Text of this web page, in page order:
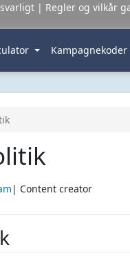
| Regler og vilkår
Kampagnekoder
| Content creator